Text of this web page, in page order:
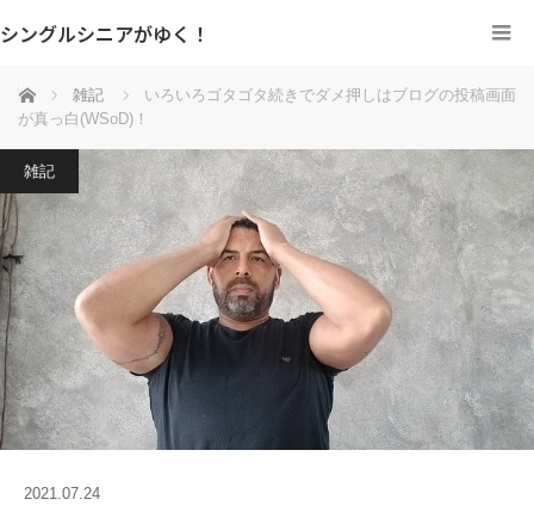
シングルシニアがゆく！
ホーム 雑記
いろいろゴタゴタ続きでダメ押しはブログの投稿画面
が真っ白(WSoD)！
雑記
2021.07.24